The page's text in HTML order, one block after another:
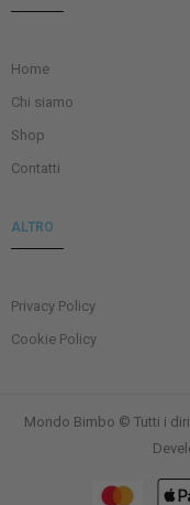
Home
Chi siamo
Shop
Contatti
ALTRO
Privacy Policy
Cookie Policy
Mondo Bimbo © Tutti i